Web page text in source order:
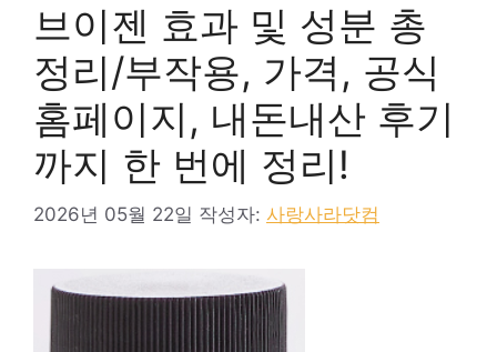
브이젠 효과 및 성분 총
정리/부작용, 가격, 공식
홈페이지, 내돈내산 후기
까지 한 번에 정리!
2026년 05월 22일 작성자: 사랑사라닷컴